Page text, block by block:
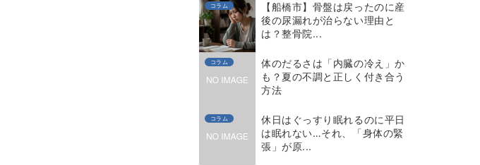
コラム
【船橋市】骨盤は戻ったのに産
後の尿漏れが治らない理由と
は？整骨院...
コラム
体のだるさは「内臓の冷え」か
も？夏の不調と正しく付き合う
方法
コラム
休日はぐっすり眠れるのに平日
は眠れない…それ、「身体の緊
張」が原...